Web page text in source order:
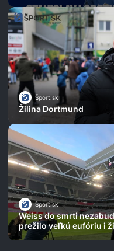
Šport.sk
Žilina Dortmund
Šport.sk
Weiss do smrti
prežilo veľkú eufóriu i